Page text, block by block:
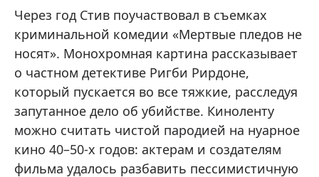
Через год Стив поучаствовал в съемках
криминальной комедии «Мертвые пледов не
носят». Монохромная картина рассказывает
о частном детективе Ригби Рирдоне,
который пускается во все тяжкие, расследуя
запутанное дело об убийстве. Киноленту
можно считать чистой пародией на нуарное
кино 40–50-х годов: актерам и создателям
фильма удалось разбавить пессимистичную